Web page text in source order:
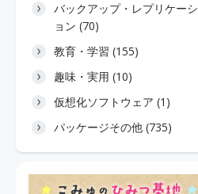
バックアップ・レプリケーシ
ョン (70)
教育・学習 (155)
趣味・実用 (10)
仮想化ソフトウェア (1)
パッケージその他 (735)